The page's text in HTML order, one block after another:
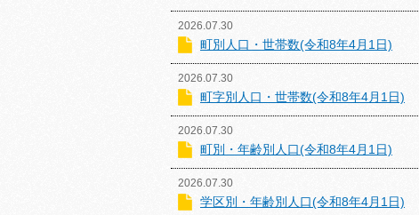
2026.07.30
町別人口・世帯数(令和8年4月1日)
2026.07.30
町字別人口・世帯数(令和8年4月1日)
2026.07.30
町別・年齢別人口(令和8年4月1日)
2026.07.30
学区別・年齢別人口(令和8年4月1日)